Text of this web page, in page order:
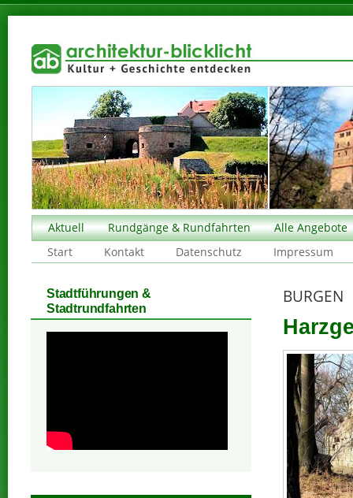
Aktuell Rundgänge & Rundfahrten
Alle Angebote
Start
Kontakt Datenschutz Impressum
BURGEN
Stadtführungen &
Stadtrundfahrten